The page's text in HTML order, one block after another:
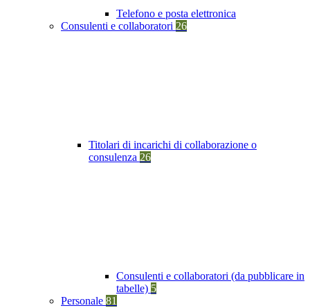
Telefono e posta elettronica
Consulenti e collaboratori 26
Titolari di incarichi di collaborazione o
consulenza 26
Consulenti e collaboratori (da pubblicare in
tabelle) 5
Personale 81